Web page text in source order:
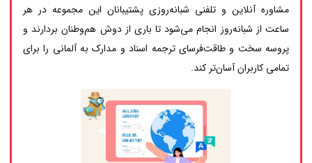
مشاوره آنلاین و تلفنی شبانه‌روزی پشتیبانان این مجموعه در هر
ساعت از شبانه‌روز انجام می‌شود تا باری از دوش هم‌وطنان بردارند و
پروسه سخت و طاقت‌فرسای ترجمه اسناد و مدارک به آلمانی را برای
تمامی کاربران آسان‌تر کند.